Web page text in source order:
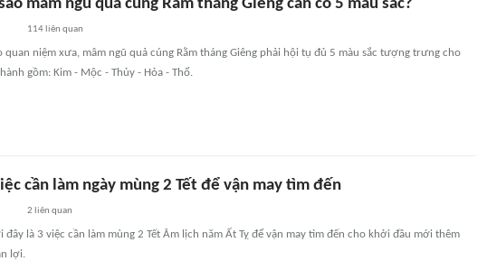
mâm ngũ quả cúng Rằm tháng Giêng cần có 5 màu sắc?
114 liên quan
quan niệm xưa, mâm ngũ quả cúng Rằm tháng Giêng phải hội tụ đủ 5 màu sắc tượng trưng cho
gồm: Kim - Mộc - Thủy - Hỏa - Thổ.
cần làm ngày mùng 2 Tết để vận may tìm đến
2 liên quan
đây là 3 việc cần làm mùng 2 Tết Âm lịch năm Ất Tỵ để vận may tìm đến cho khởi đầu mới thêm
lợi.